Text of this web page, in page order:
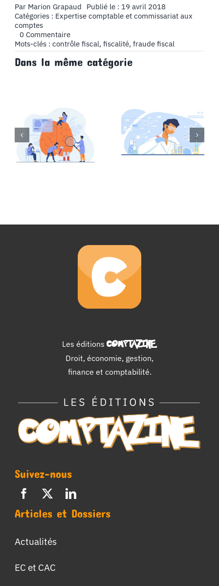
Par Marion Grapaud
Publié le : 19 avril 2018
Catégories : Expertise comptable et commissariat aux
comptes
0 Commentaireon
Comment
se
déroule
Mots-clés : contrôle fiscal, fiscalité, fraude fiscal
Dans la même catégorie
le crédit
innovation
(CII) ?
le crédit
d’impôt
recherche ?
Les éditions COMPTAZINE.
Droit, économie, gestion,
finance et comptabilité.
Suivez-nous
Articles et Dossiers
Actualités
EC et CAC